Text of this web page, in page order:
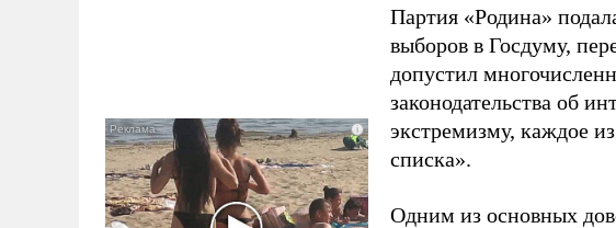
Партия «Родина»
выборов в Госдуму,
допустил
законодательства об
экстремизму, каждое
списка».
Одним из основных